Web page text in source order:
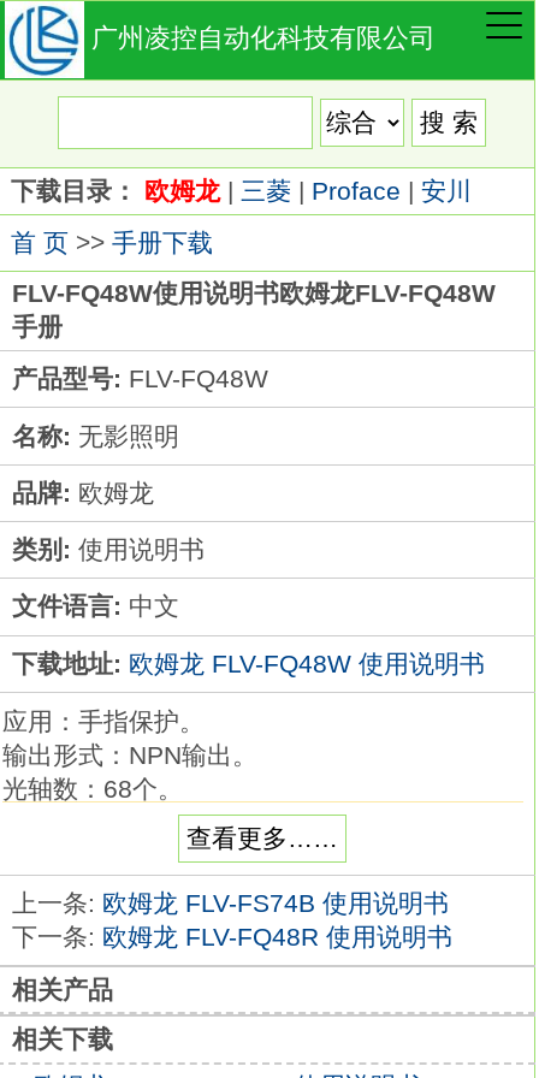
广州凌控自动化科技有限公司
下载目录： 欧姆龙| 三菱| Proface | 安川
首 页>> 手册下载
FLV-FQ48W使用说明书欧姆龙FLV-FQ48W
手册
产品型号: FLV-FQ48W
名称: 无影照明
品牌: 欧姆龙
类别: 使用说明书
文件语言: 中文
下载地址: 欧姆龙 FLV-FQ48W 使用说明书
应用：手指保护。
输出形式：NPN输出。
光轴数：68个。
检测幅度：623mm。
检测能力：φ14mm。
光轴间距：9mm。
检测距离：0.2～9m。
可检测手指并适合特殊用途的高功能高级型欧
姆龙FLV-FQ48W手册。
检测能力强，支持手指保护。
具备宽泛的功能，例如局部屏蔽和消隐功能。
查看更多……
上一条: 欧姆龙 FLV-FS74B 使用说明书
下一条: 欧姆龙 FLV-FQ48R 使用说明书
相关产品
相关下载